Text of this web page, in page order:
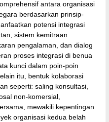
antara organisasi
berdasarkan prinsip-
potensi integrasi
sistem kemitraan
pengalaman, dan dialog
proses integrasi di benua
kunci dalam poin-poin
itu, bentuk kolaborasi
seperti: saling konsultasi,
non-komersial,
mewakili kepentingan
organisasi kedua belah